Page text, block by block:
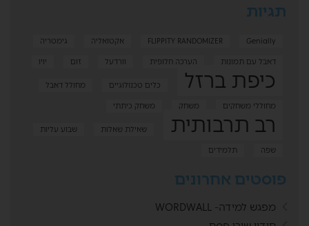
תגיות
FLIPPITY RANDOMIZER Genially אקטואליה
גימטריה
דאבל עם תמונות
הערכה חלופית וורדעל זום יויו
כיפת ברזל כלים טכנולוגיים
מחולל דאבל
מחוללי משחקים
משחק משחק כיתתי
רב תרבותית שאילת שאלות
שבוע עליות
שפה
תלמידים
פוסטים אחרונים
מפגש למידה- WORDWALL